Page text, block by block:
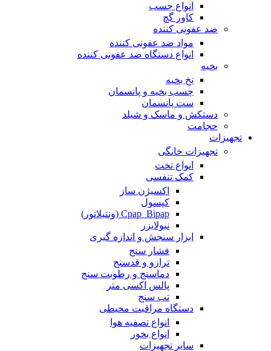
انواع چسب
کاور گچ
ضد عفونی کننده
مواد ضد عفونی کننده
انواع دستگاه ضد عفونی کننده
بخیه
نخ بخیه
چسب بخیه و پانسمان
ست پانسمان
دستکش و ماسک و شیلد
حجامت
تجهیزات
تجهیزات خانگی
انواع تخت
کمک تنفسی
اکسیژن ساز
کپسول
Cpap_Bipap (ونتیلاتور)
نبولایزر
ابزار سنجش و اندازه گیری
فشار سنج
ترازو و قدسنج
دماسنج و رطوبت سنج
پالس اکسی متر
تب سنج
دستگاه مراقبت محیطی
انواع تصفیه هوا
انواع بخور
سایر تجهیزات